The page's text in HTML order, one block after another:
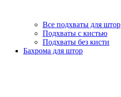
Все подхваты для штор
Подхваты с кистью
Подхваты без кисти
Бахрома для штор